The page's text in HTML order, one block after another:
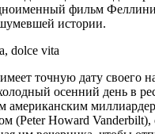
фильм
истории.
точную дату своего
осенний день в
американским
(Peter Howard Vanderbilt),